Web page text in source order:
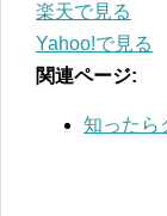
楽天で見る
Yahoo!で見る
関連ページ:
知ったら